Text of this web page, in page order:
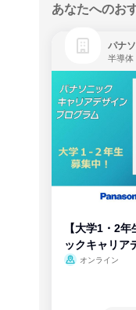
あなたへのお
パナ
半導体
【大学1・2
ックキャリア
ム
オンライン